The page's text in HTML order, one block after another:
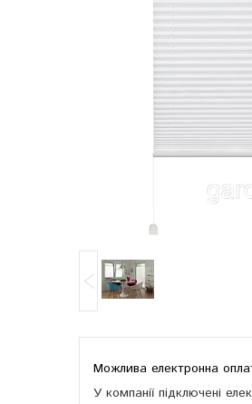
У компанії підключені